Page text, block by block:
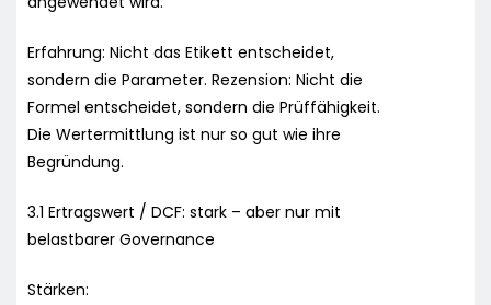
Erfahrung: Nicht das Etikett entscheidet,
sondern die Parameter. Rezension: Nicht die
Formel entscheidet, sondern die Prüffähigkeit.
Die Wertermittlung ist nur so gut wie ihre
Begründung.
3.1 Ertragswert / DCF: stark – aber nur mit
belastbarer Governance
Stärken: